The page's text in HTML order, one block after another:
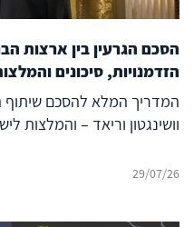
הסכם הגרעין בין ארצות
הזדמנויות, סיכונים
המדריך המלא להסכם שיתוף
וושינגטון וריאד – והמלצות
29/07/26